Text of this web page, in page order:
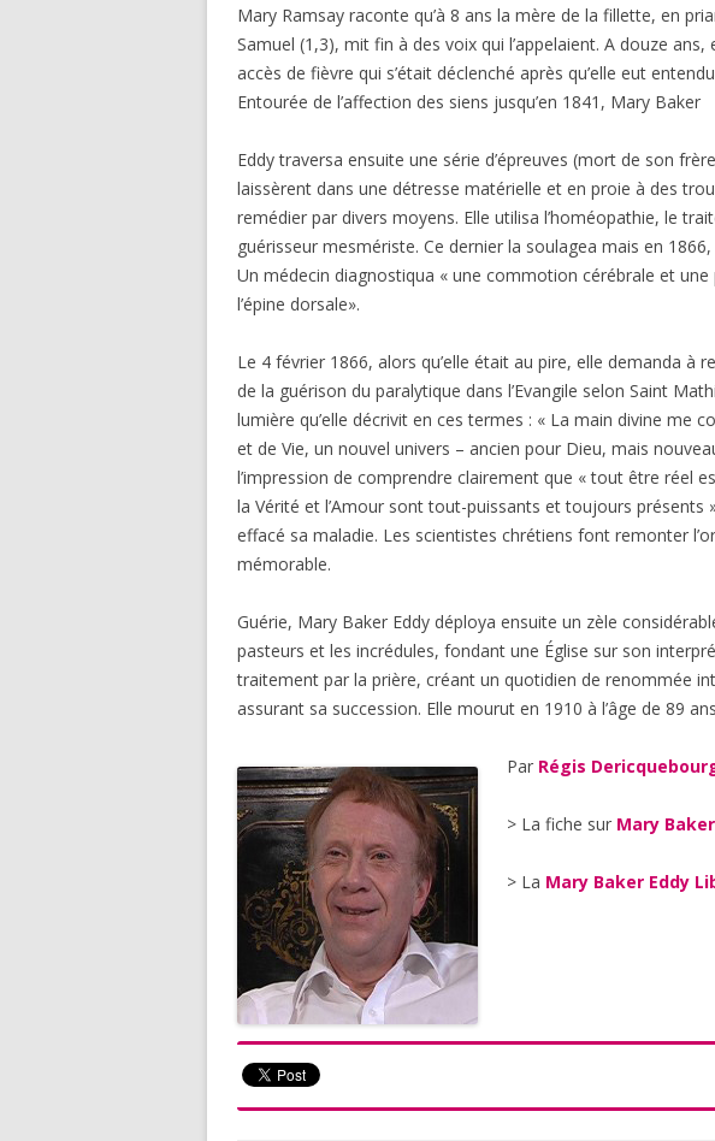
Mary Ramsay raconte qu’à 8 ans la mère de la fillette, en
Samuel (1,3), mit fin à des voix qui l’appelaient. A douze
accès de fièvre qui s’était déclenché après qu’elle eut
Entourée de l’affection des siens jusqu’en 1841, Mary Baker
Eddy traversa ensuite une série d’épreuves (mort de son
laissèrent dans une détresse matérielle et en proie à des
remédier par divers moyens. Elle utilisa l’homéopathie, le
guérisseur mesmériste. Ce dernier la soulagea mais en
Un médecin diagnostiqua « une commotion cérébrale et
l’épine dorsale».
Le 4 février 1866, alors qu’elle était au pire, elle demanda à
de la guérison du paralytique dans l’Evangile selon Saint
lumière qu’elle décrivit en ces termes : « La main divine me
et de Vie, un nouvel univers – ancien pour Dieu, mais
l’impression de comprendre clairement que « tout être réel
la Vérité et l’Amour sont tout-puissants et toujours présents
effacé sa maladie. Les scientistes chrétiens font remonter
mémorable.
Guérie, Mary Baker Eddy déploya ensuite un zèle
pasteurs et les incrédules, fondant une Église sur son
traitement par la prière, créant un quotidien de renommée
assurant sa succession. Elle mourut en 1910 à l’âge de 89
Par Régis
> La fiche sur Mary
> La Mary Baker Eddy